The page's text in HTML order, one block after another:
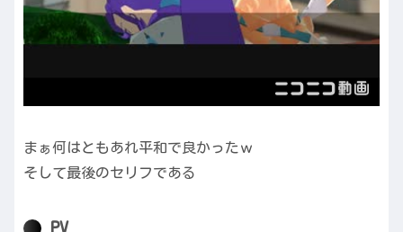
まぁ何はともあれ平和で良かったｗ
そして最後のセリフである
PV